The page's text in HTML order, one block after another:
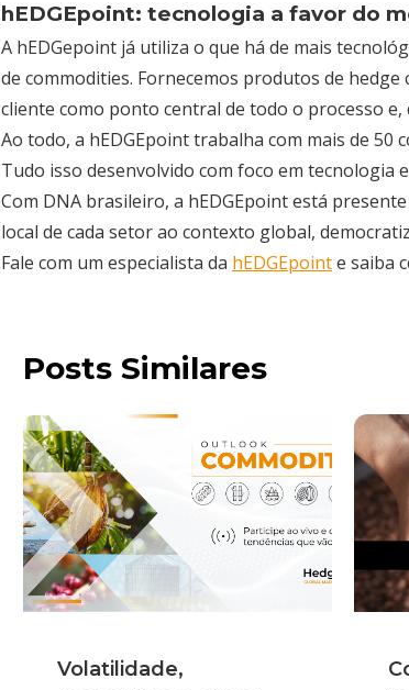
hEDGEpoint: tecnologia a favor do
A hEDGepoint já utiliza o que há de mais
de commodities. Fornecemos produtos de
cliente como ponto central de todo o processo
Ao todo, a hEDGEpoint trabalha com mais de 50
Tudo isso desenvolvido com foco em tecnologia
Com DNA brasileiro, a hEDGEpoint está
local de cada setor ao contexto global,
Fale com um especialista da hEDGEpointe saiba
Posts Similares
Volatilidade,